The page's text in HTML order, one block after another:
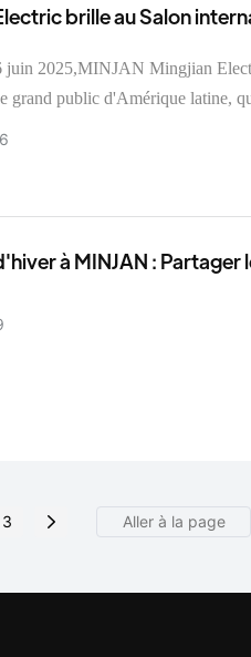
brille au Salon
juin 2025,MINJAN Mingjian
grand public d'Amérique latine,
à l'excellente qualité de ses
nombreuses propositions de
à MINJAN :
3